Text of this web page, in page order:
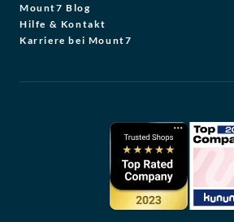
Mount7 Blog
Hilfe & Kontakt
Karriere bei Mount7